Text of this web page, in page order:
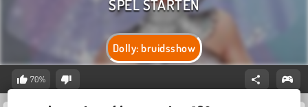
Dolly: bruidsshow
70%